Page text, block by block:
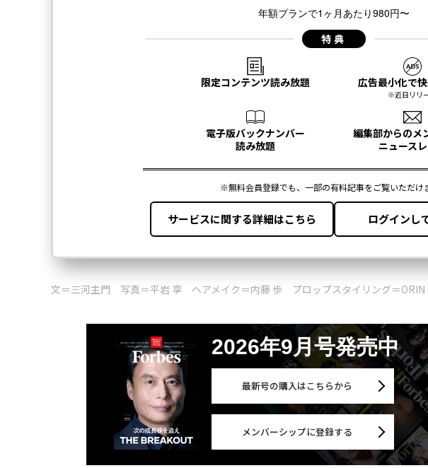
文＝三河主門 写真＝平岩 享 ヘアメイク＝内藤 歩 プロップスタイリング＝ORIN
2026年9月号発売中
最新号の購入はこちらから
メンバーシップに登録する